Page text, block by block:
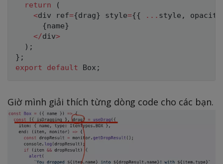
return
(
<div ref={drag} style={{ ... style ,
{name}
</div>
) ;
} ;
export
default Box ;
Giờ mình giải thích từng dòng code cho các bạn.